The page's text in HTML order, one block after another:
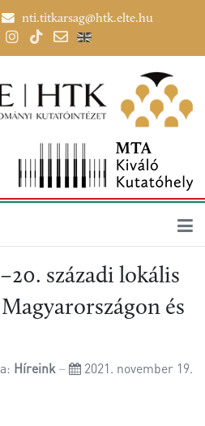
nti.titkarsag@htk.elte.hu
századi lokális
és
Híreink 2021. november 19.